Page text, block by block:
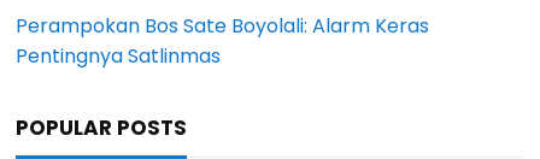
Perampokan Bos Sate Boyolali: Alarm Keras
Pentingnya Satlinmas
POPULAR POSTS